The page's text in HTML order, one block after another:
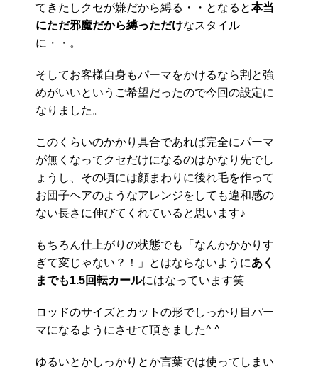
てきたしクセが嫌だから縛る・・となると本当
にただ邪魔だから縛っただけなスタイル
に・・。
そしてお客様自身もパーマをかけるなら割と強
めがいいというご希望だったので今回の設定に
なりました。
このくらいのかかり具合であれば完全にパーマ
が無くなってクセだけになるのはかなり先でし
ょうし、その頃には顔まわりに後れ毛を作って
お団子ヘアのようなアレンジをしても違和感の
ない長さに伸びてくれていると思います♪
もちろん仕上がりの状態でも「なんかかかりす
ぎて変じゃない？！」とはならないようにあく
までも1.5回転カールにはなっています笑
ロッドのサイズとカットの形でしっかり目パー
マになるようにさせて頂きました^ ^
ゆるいとかしっかりとか言葉では使ってしまい